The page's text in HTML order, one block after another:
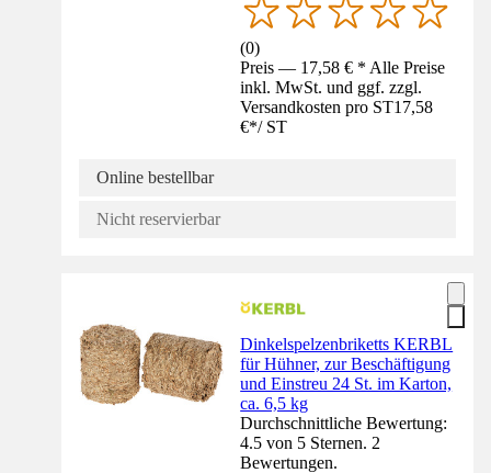
(0)
Preis — 17,58 € * Alle Preise
inkl. MwSt. und ggf. zzgl.
Versandkosten pro ST17,58
€*/ ST
Online bestellbar
Nicht reservierbar
Dinkelspelzenbriketts KERBL
für Hühner, zur Beschäftigung
und Einstreu 24 St. im Karton,
ca. 6,5 kg
Durchschnittliche Bewertung:
4.5 von 5 Sternen. 2
Bewertungen.